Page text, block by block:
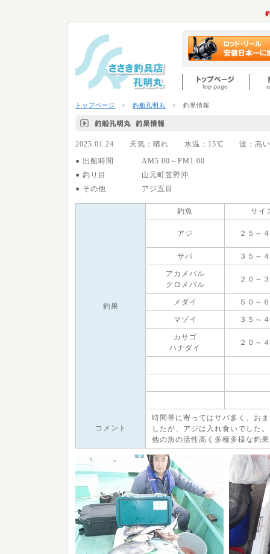
トップページ > 釣船孔明丸 > 釣果情報
2025.01.24 天気：晴れ 水温：15℃ 波：高
● 出船時間
AM5:00～PM1:00
● 釣り目
山元町笠野沖
● その他
アジ五目
釣果
釣魚 サイ
アジ ２５～
サバ ３５～
アカメバル
クロメバル
２０～
メダイ ５０～
マゾイ ３５～
カサゴ
ハナダイ
２０～
コメント
時間帯に寄ってはサバ多く、お
したが、アジは入れ食いでした。
他の魚の活性高く多種多様な釣